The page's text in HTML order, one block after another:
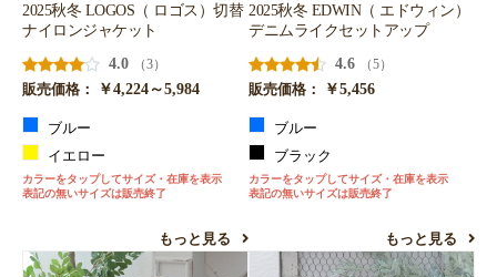
2025秋冬 LOGOS（ ロゴス）切替
ナイロンジャケット
4.0
（3）
販売価格：
￥4,224～5,984
ブルー
イエロー
カラーをタップしてサイズ・在庫を表示
表記の無いサイズは販売終了
もっと見る
2025秋冬 EDWIN（ エドウィン）
デニムライクセットアップ
4.6
（5）
販売価格：
￥5,456
ブルー
ブラック
カラーをタップしてサイズ・在庫を表示
表記の無いサイズは販売終了
もっと見る